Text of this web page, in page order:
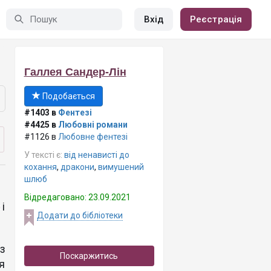
Вхід Реєстрація
Галлея Сандер-Лін
Подобається
#1403 в Фентезі
#4425 в Любовні романи
#1126 в Любовне фентезі
У тексті є: від ненависті до
кохання, дракони, вимушений
шлюб
Відредаговано: 23.09.2021
Додати до бібліотеки
Поскаржитись